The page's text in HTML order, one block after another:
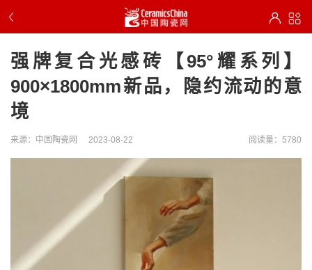
强牌复合光感砖【95°耀系列】
900×1800mm新品，隐约流动的意
境
来源：中国陶瓷网 2023-08-22 阅读量：5780